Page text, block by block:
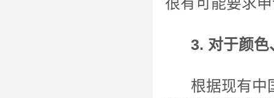
很有可能要求
3. 对于颜色
根据现有中